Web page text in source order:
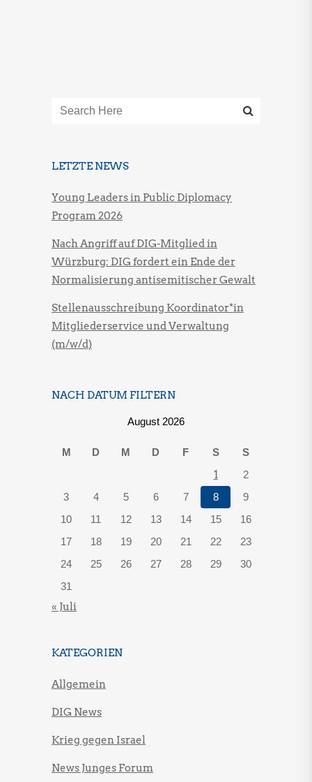
LETZTE NEWS
Young Leaders in Public Diplomacy
Program 2026
Nach Angriff auf DIG-Mitglied in
Würzburg: DIG fordert ein Ende der
Normalisierung antisemitischer Gewalt
Stellenausschreibung Koordinator*in
Mitgliederservice und Verwaltung
(m/w/d)
NACH DATUM FILTERN
August 2026
M D M D F S S
1
2
3
4 5 6 7 8
9
10
11 12 13 14 15
16
17
18 19 20 21 22
23
24
25 26 27 28 29
30
31
« Juli
KATEGORIEN
Allgemein
DIG News
Krieg gegen Israel
News Junges Forum